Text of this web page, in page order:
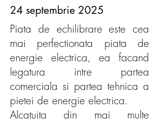
24 septembrie 2025
Piata de echilibrare este cea
mai perfectionata piata de
energie electrica, ea facand
legatura intre partea
comerciala si partea tehnica a
pietei de energie electrica.
Alcatuita din mai multe